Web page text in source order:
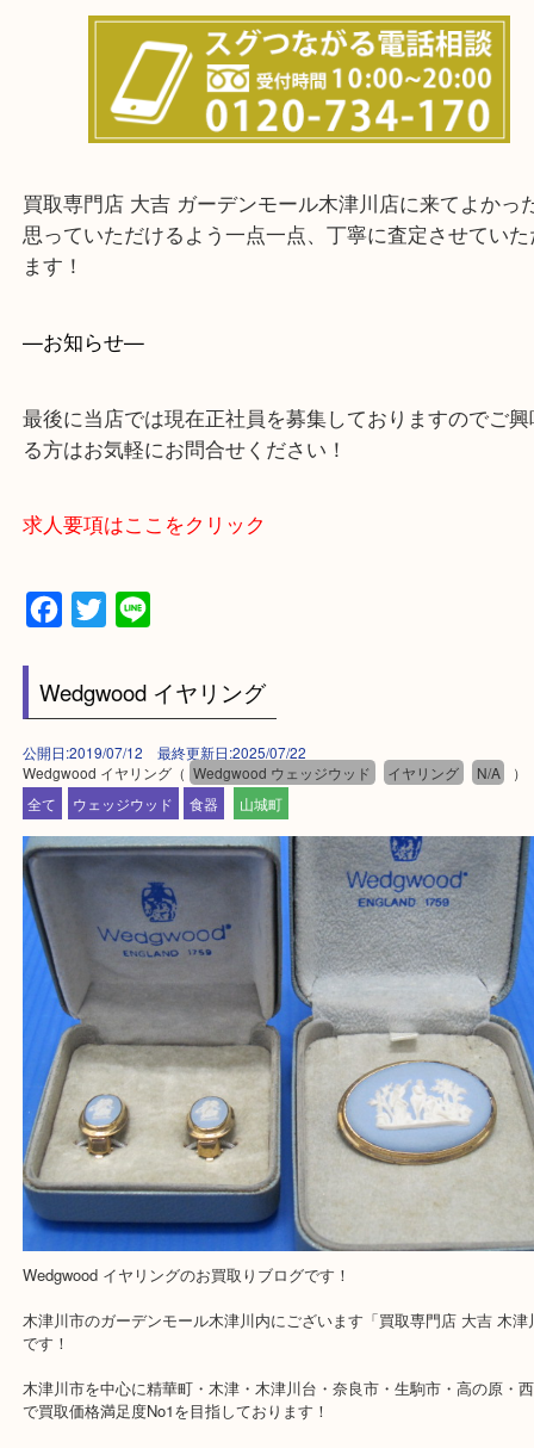
買取専門店 大吉 ガーデンモール木津川店に来てよ
ます！
—お知らせ—
最後に当店では現在正社員を募集しておりますので
る方はお気軽にお問合せください！
求人要項はここをクリック
Facebook
Twitter
Line
Wedgwood イヤリング
公開日:2019/07/12 最終更新日:2025/07/22
Wedgwood イヤリング（ Wedgwood ウェッジウッド
全て ウェッジウッド 食器 山城町